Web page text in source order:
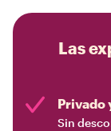
Las
Privado
Sin